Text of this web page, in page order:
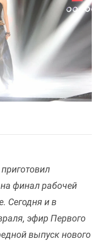
финал рабочей
Сегодня и в
эфир Первого
выпуск нового